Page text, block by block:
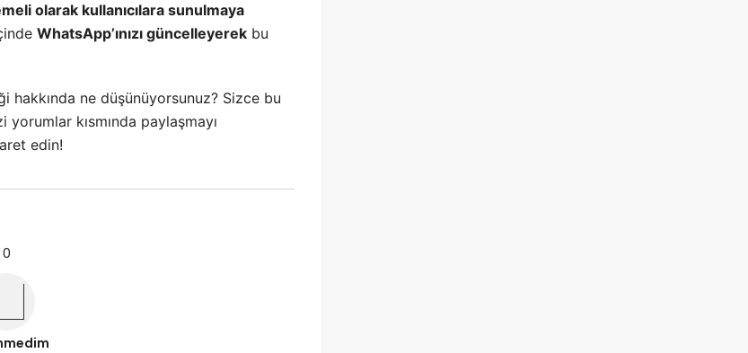
olarak kullanıcılara sunulmaya
WhatsApp’ınızı güncelleyerek bu
hakkında ne düşünüyorsunuz? Sizce bu
kısmında paylaşmayı
edin!
0